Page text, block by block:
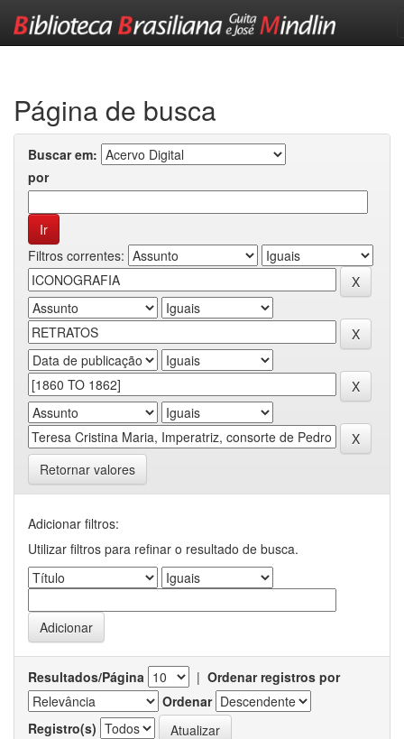
Página de busca
Buscar em:
por
Filtros correntes:
Retornar valores
Adicionar filtros:
Utilizar filtros para refinar o resultado de busca.
Resultados/Página | Ordenar registros por
Ordenar
Registro(s)